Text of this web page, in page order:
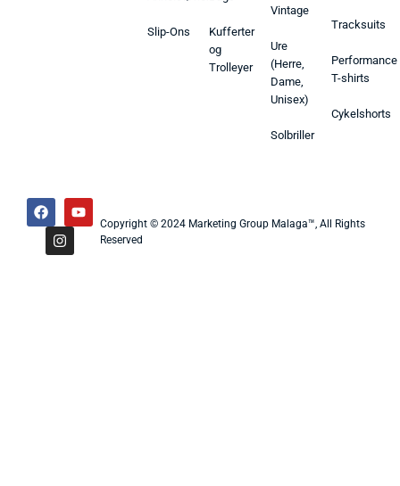
Slip-Ons
Kufferter
og
Trolleyer
Vintage
Ure
(Herre,
Dame,
Unisex)
Solbriller
Tracksuits
Performance
T-shirts
Cykelshorts
Copyright © 2024 Marketing Group Malaga™, All Rights
Reserved